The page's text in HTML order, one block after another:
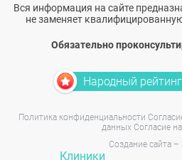
Вся информация на сайте
не заменяет
Обязательно
Народный
Политика конфиденциальности
данных Согласие
Создание сайта –
Клиники